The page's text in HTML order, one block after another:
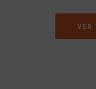
VER